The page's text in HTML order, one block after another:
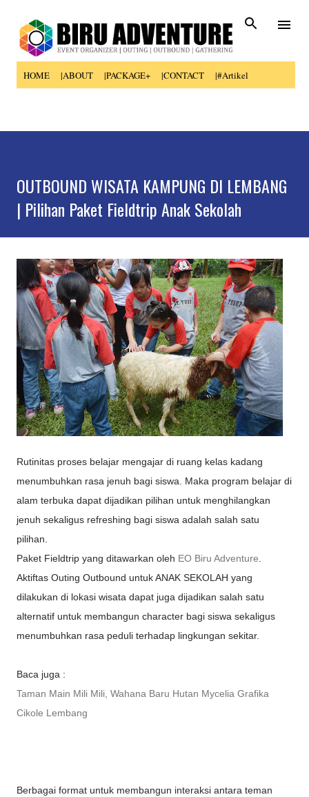
HOME |ABOUT |PACKAGE+ |CONTACT |#Artikel
OUTBOUND WISATA KAMPUNG DI LEMBANG
| Pilihan Paket Fieldtrip Anak Sekolah
Rutinitas proses belajar mengajar di ruang kelas kadang
menumbuhkan rasa jenuh bagi siswa. Maka program belajar di
alam terbuka dapat dijadikan pilihan untuk menghilangkan
jenuh sekaligus refreshing bagi siswa adalah salah satu
pilihan.
Paket Fieldtrip yang ditawarkan oleh EO Biru Adventure.
Aktiftas Outing Outbound untuk ANAK SEKOLAH yang
dilakukan di lokasi wisata dapat juga dijadikan salah satu
alternatif untuk membangun character bagi siswa sekaligus
menumbuhkan rasa peduli terhadap lingkungan sekitar.
Baca juga :
Taman Main Mili Mili, Wahana Baru Hutan Mycelia Grafika
Cikole Lembang
Berbagai format untuk membangun interaksi antara teman